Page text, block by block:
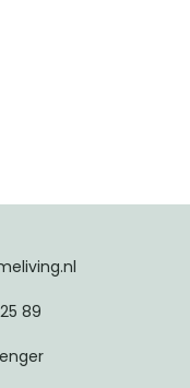
89